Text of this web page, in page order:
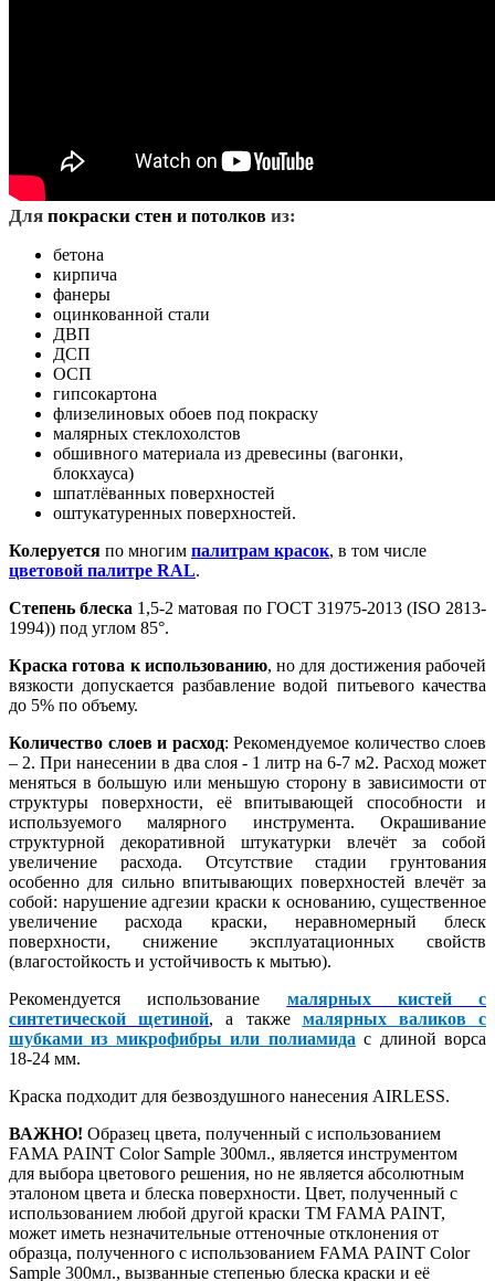
Для покраски стен и потолков из:
бетона
кирпича
фанеры
оцинкованной стали
ДВП
ДСП
ОСП
гипсокартона
флизелиновых обоев под покраску
малярных стеклохолстов
обшивного материала из древесины (вагонки,
блокхауса)
шпатлёванных поверхностей
оштукатуренных поверхностей.
Колеруется по многим палитрам красок, в том числе
цветовой палитре RAL.
Степень блеска 1,5-2 матовая по ГОСТ 31975-2013 (ISO 2813-
1994)) под углом 85°.
Краска готова к использованию, но для достижения рабочей
вязкости допускается разбавление водой питьевого качества
до 5% по объему.
Количество слоев и расход: Рекомендуемое количество слоев
– 2. При нанесении в два слоя - 1 литр на 6-7 м2. Расход может
меняться в большую или меньшую сторону в зависимости от
структуры поверхности, её впитывающей способности и
используемого малярного инструмента. Окрашивание
структурной декоративной штукатурки влечёт за собой
увеличение расхода. Отсутствие стадии грунтования
особенно для сильно впитывающих поверхностей влечёт за
собой: нарушение адгезии краски к основанию, существенное
увеличение расхода краски, неравномерный блеск
поверхности, снижение эксплуатационных свойств
(влагостойкость и устойчивость к мытью).
Рекомендуется использование малярных кистей с
синтетической щетиной, а также малярных валиков с
шубками из микрофибры или полиамида с длиной ворса
18-24 мм.
Краска подходит для безвоздушного нанесения AIRLESS.
ВАЖНО! Образец цвета, полученный с использованием
FAMA PAINT Color Sample 300мл., является инструментом
для выбора цветового решения, но не является абсолютным
эталоном цвета и блеска поверхности. Цвет, полученный с
использованием любой другой краски ТМ FAMA PAINT,
может иметь незначительные оттеночные отклонения от
образца, полученного с использованием FAMA PAINT Color
Sample 300мл., вызванные степенью блеска краски и её